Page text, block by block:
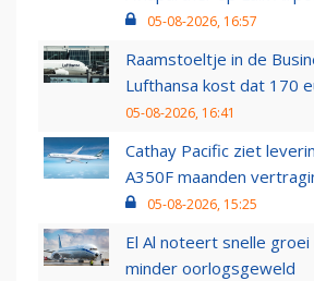
05-08-2026, 16:57
Raamstoeltje in de
Lufthansa kost dat 170
05-08-2026, 16:41
Cathay Pacific ziet
A350F maanden
05-08-2026, 15:25
El Al noteert snelle
minder oorlogsgeweld